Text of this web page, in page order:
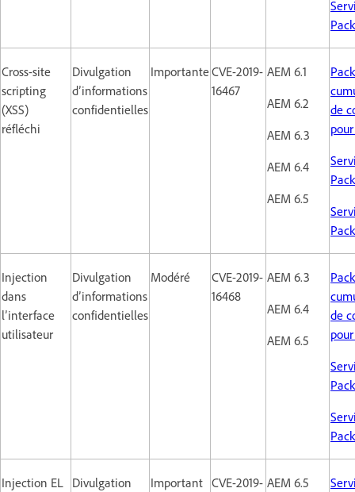
Cross-site
scripting
(XSS)
réfléchi
Divulgation
d’informations
confidentielles
ImportanteCVE-2019-
16467
AEM 6.1
AEM 6.2
AEM 6.3
AEM 6.4
AEM 6.5
Pack
de
Injection
dans
l’interface
utilisateur
Divulgation
d’informations
confidentielles
Modéré
CVE-2019-
16468
AEM 6.3
AEM 6.4
AEM 6.5
Pack
de
Injection EL
Divulgation
Important CVE-2019- AEM 6.5